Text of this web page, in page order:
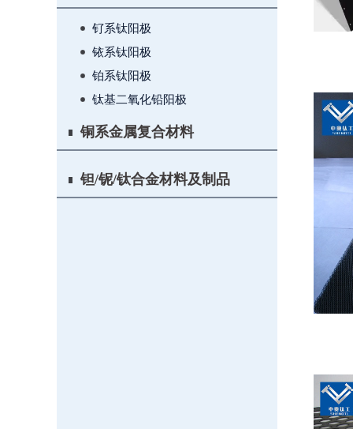
钌系钛阳极
铱系钛阳极
铂系钛阳极
钛基二氧化铅阳极
铜系金属复合材料
钽/铌/钛合金材料及制品